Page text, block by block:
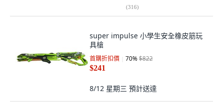
(316)
super impulse 小學生安全橡皮筋玩
具槍
首購折扣價 70%$822
$241
8/12 星期三 預計送達